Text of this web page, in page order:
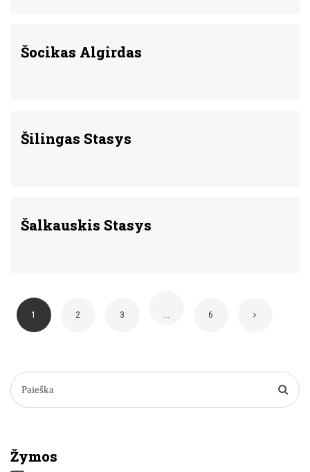
Šocikas Algirdas
Šilingas Stasys
Šalkauskis Stasys
1 2 3 … 6
Žymos